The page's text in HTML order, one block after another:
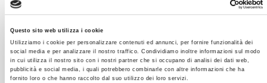
Questo sito web utilizza i cookie
Utilizziamo i cookie per personalizzare contenuti ed annunci, per fornire funzionalità dei
social media e per analizzare il nostro traffico. Condividiamo inoltre informazioni sul modo
in cui utilizza il nostro sito con i nostri partner che si occupano di analisi dei dati web,
pubblicità e social media, i quali potrebbero combinarle con altre informazioni che ha
fornito loro o che hanno raccolto dal suo utilizzo dei loro servizi.
12 SETTEMBRE 2025
Tutti gli eventi del 2023 in partnership con
Performance Strategies